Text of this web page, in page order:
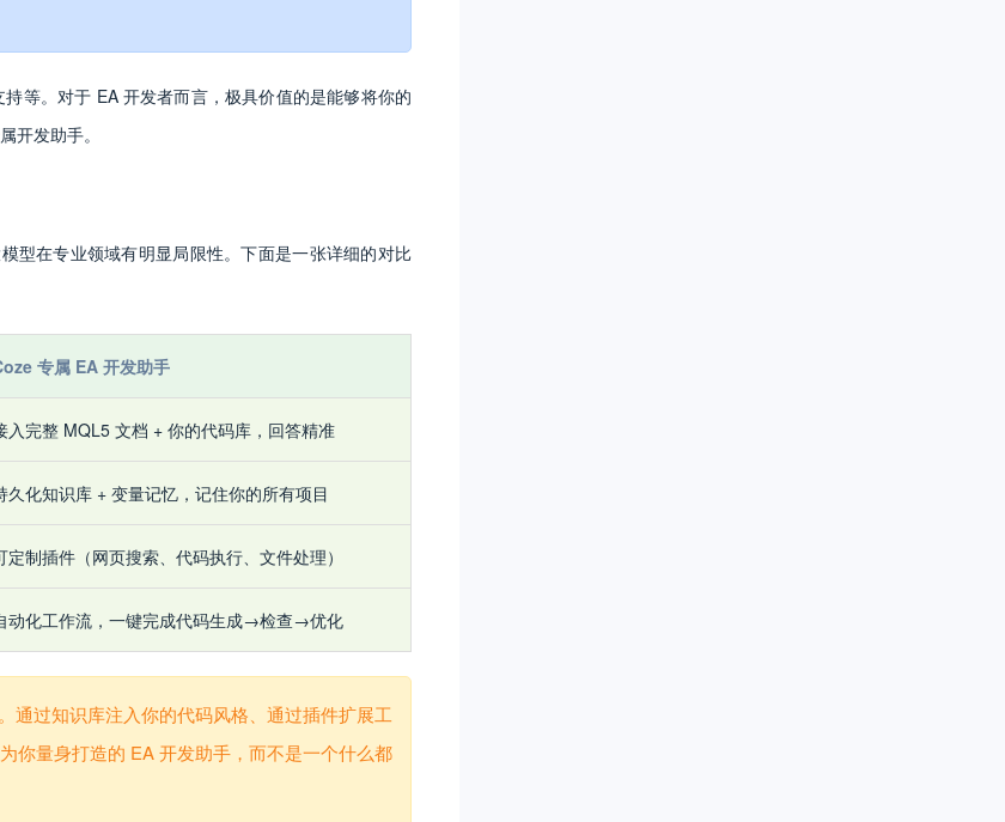
等。对于 EA 开发者而言，极具价值的是能够将你的
开发助手。
型在专业领域有明显局限性。下面是一张详细的对比
专属 EA 开发助手
入完整 MQL5 文档 + 你的代码库，回答精准
久化知识库 + 变量记忆，记住你的所有项目
定制插件（网页搜索、代码执行、文件处理）
动化工作流，一键完成代码生成→检查→优化
通过知识库注入你的代码风格、通过插件扩展工
你量身打造的 EA 开发助手，而不是一个什么都